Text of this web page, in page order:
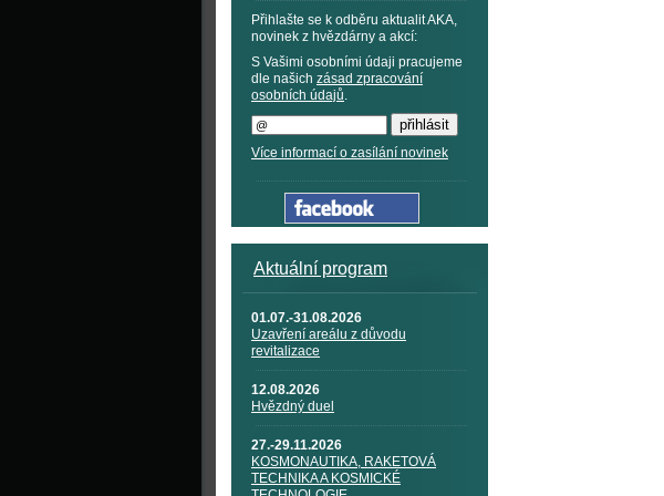
Přihlašte se k odběru aktualit AKA,
novinek z hvězdárny a akcí:
S Vašimi osobními údaji pracujeme
dle našich zásad zpracování
osobních údajů.
Více informací o zasílání novinek
Aktuální program
01.07.-31.08.2026
Uzavření areálu z důvodu
revitalizace
12.08.2026
Hvězdný duel
27.-29.11.2026
KOSMONAUTIKA, RAKETOVÁ
TECHNIKA A KOSMICKÉ